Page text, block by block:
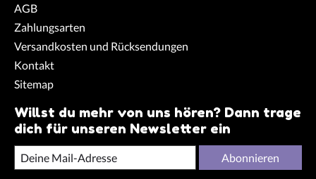
AGB
Zahlungsarten
Versandkosten und Rücksendungen
Kontakt
Sitemap
Willst du mehr von uns hören? Dann trage
dich für unseren Newsletter ein
Abonnieren